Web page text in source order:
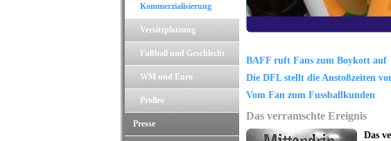
Kommerzialisierung
Versitzplatzung
Fußball und Geschlecht
WM und Euro
Prolleo
Presse
BAFF ruft Fans zum Boykott auf
Die DFL stellt die Anstoßzeiten
Vom Fan zum Fussballkunden
Das verramschte Ereignis
Das